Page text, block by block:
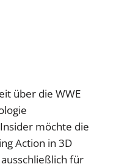
über die WWE
möchte die
Action in 3D
für